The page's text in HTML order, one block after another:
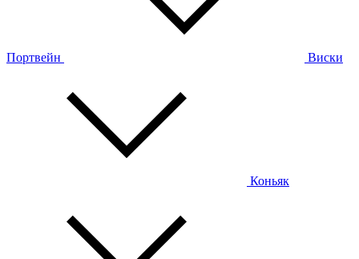
Портвейн Виски
Коньяк